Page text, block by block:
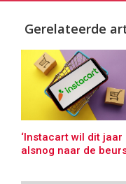
Gerelateerde
‘Instacart wil dit jaar
alsnog naar de